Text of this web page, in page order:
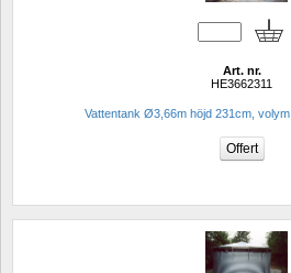
Art. nr.
HE3662311
Vattentank Ø3,66m höjd 231cm,